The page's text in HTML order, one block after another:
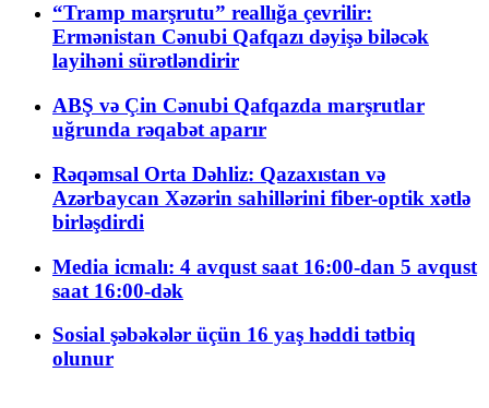
“Tramp marşrutu” reallığa çevrilir:
Ermənistan Cənubi Qafqazı dəyişə biləcək
layihəni sürətləndirir
ABŞ və Çin Cənubi Qafqazda marşrutlar
uğrunda rəqabət aparır
Rəqəmsal Orta Dəhliz: Qazaxıstan və
Azərbaycan Xəzərin sahillərini fiber-optik xətlə
birləşdirdi
Media icmalı: 4 avqust saat 16:00-dan 5 avqust
saat 16:00-dək
Sosial şəbəkələr üçün 16 yaş həddi tətbiq
olunur